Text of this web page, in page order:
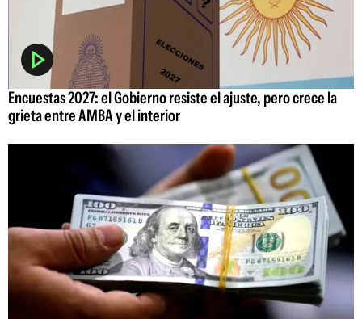
Encuestas 2027: el Gobierno resiste el ajuste, pero crece la
grieta entre AMBA y el interior